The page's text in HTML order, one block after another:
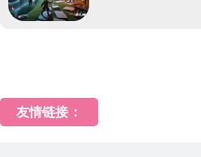
友情链接：